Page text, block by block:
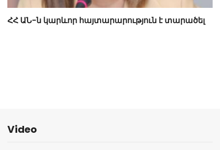
ՀՀ ԱՆ-ն կարևոր հայտարարություն է տարածել
Video